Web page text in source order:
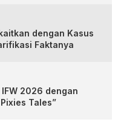
dengan Kasus
Faktanya
IFW 2026 dengan
Tales”